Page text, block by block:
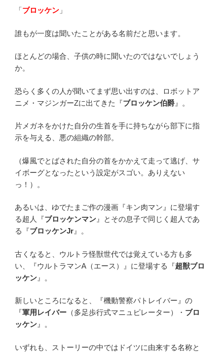
「ブロッケン 」
誰もが一度は聞いたことがある名前だと思います。
ほとんどの場合、子供の時に聞いたのではないでしょう
か。
恐らく多くの人が聞いてまず思い出すのは、ロボットア
ニメ・マジンガーZに出てきた『ブロッケン伯爵 』。
片メガネをかけた自分の生首を手に持ちながら部下に指
示を与える、悪の組織の幹部。
（爆風でとばされた自分の首をかかえて走って逃げ、サ
イボーグとなったという設定がスゴい。ありえない
っ！）。
あるいは、ゆでたまご作の漫画『キン肉マン』に登場す
る超人『ブロッケンマン 』とその息子で同じく超人であ
る『ブロッケンJr 』。
古くなると、ウルトラ怪獣世代では覚えている方も多
い、『ウルトラマンA（エース）』に登場する『超獣ブロ
ッケン 』。
新しいところになると、『機動警察パトレイバー』の
『軍用レイバー （多足歩行式マニュピレーター）・ ブロ
ッケン 』。
いずれも、ストーリーの中ではドイツに由来する名称と